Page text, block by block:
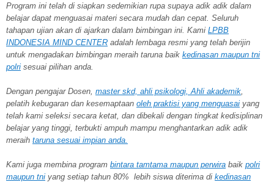
Program ini telah di siapkan sedemikian rupa supaya adik adik dalam
belajar dapat menguasai materi secara mudah dan cepat. Seluruh
tahapan ujian akan di ajarkan dalam bimbingan ini. Kami LPBB
INDONESIA MIND CENTER adalah lembaga resmi yang telah berijin
untuk mengadakan bimbingan meraih taruna baik kedinasan maupun tni
polri sesuai pilihan anda.
Dengan pengajar Dosen, master skd, ahli psikologi, Ahli akademik
pelatih kebugaran dan kesemaptaan oleh praktisi yang menguasai yang
telah kami seleksi secara ketat, dan dibekali dengan tingkat kedisiplinan
belajar yang tinggi, terbukti ampuh mampu menghantarkan adik adik
meraih taruna sesuai impian anda.
Kami juga membina program bintara tamtama maupun perwira baik polri
maupun tni yang setiap tahun 80% lebih siswa diterima di kedinasan